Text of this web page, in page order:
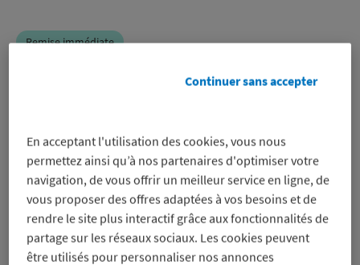
Remise immédiate
-5% à -15%
sur les locations de voitures, même
sur les promos
Voir les conditions
Profitez-en
Afficher
En acceptant l'utilisation des cookies, vous nous
permettez ainsi qu’à nos partenaires d'optimiser votre
navigation, de vous offrir un meilleur service en ligne, de
vous proposer des offres adaptées à vos besoins et de
rendre le site plus interactif grâce aux fonctionnalités de
partage sur les réseaux sociaux. Les cookies peuvent
être utilisés pour personnaliser nos annonces
Continuer sans accepter